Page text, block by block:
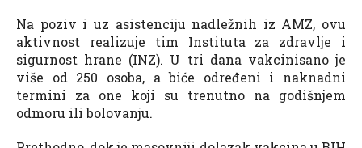
Na poziv i uz asistenciju nadležnih iz AMZ, ovu
aktivnost realizuje tim Instituta za zdravlje i
sigurnost hrane (INZ). U tri dana vakcinisano je
više od 250 osoba, a biće određeni i naknadni
termini za one koji su trenutno na godišnjem
odmoru ili bolovanju.